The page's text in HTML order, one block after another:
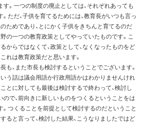
。一つの制度の廃止としては、それぞれあっても
ただ、子供を育てるためには、教育長がいつも言っ
ためであり、とにかく子供をきちんと育てるのだ
の一つの教育政策としてやっていたものです。こ
からではなくて、政策として、なくなったものをど
れは教育政策だと思います。
も、また市長も検討するということでございます。
いう話は議会用語か行政用語かはわかりませんけれ
とに対しても最後は検討するで終わって、検討し
で、前向きに新しいものをつくるということをは
。つくることを前提として検討するのだということ
ると言って、検討した結果、こうなりましたではど